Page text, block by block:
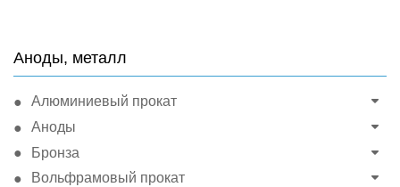
Аноды, металл
Алюминиевый прокат
Аноды
Бронза
Вольфрамовый прокат